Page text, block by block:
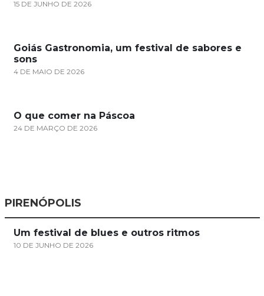
15 DE JUNHO DE 2026
Goiás Gastronomia, um festival de sabores e
sons
4 DE MAIO DE 2026
O que comer na Páscoa
24 DE MARÇO DE 2026
PIRENÓPOLIS
Um festival de blues e outros ritmos
10 DE JUNHO DE 2026